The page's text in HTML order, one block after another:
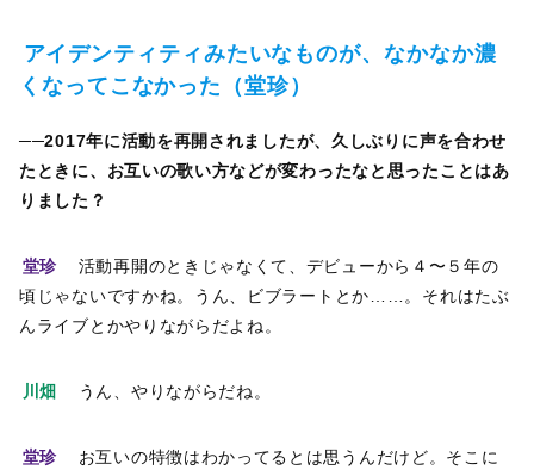
アイデンティティみたいなものが、なかなか濃
くなってこなかった（堂珍）
──2017年に活動を再開されましたが、久しぶりに声を合わせ
たときに、お互いの歌い方などが変わったなと思ったことはあ
りました？
堂珍
活動再開のときじゃなくて、デビューから４〜５年の
頃じゃないですかね。うん、ビブラートとか……。それはたぶ
んライブとかやりながらだよね。
川畑 うん、やりながらだね。
堂珍
お互いの特徴はわかってるとは思うんだけど。そこに